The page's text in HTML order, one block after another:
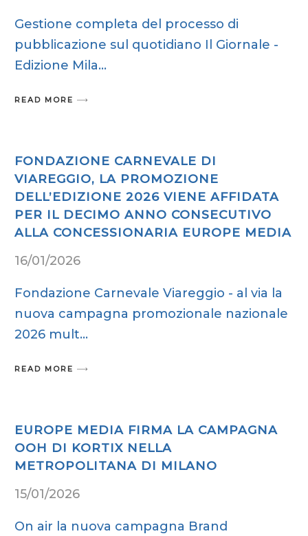
Gestione completa del processo di
pubblicazione sul quotidiano Il Giornale -
Edizione Mila
READ MORE
FONDAZIONE CARNEVALE DI
VIAREGGIO, LA PROMOZIONE
DELL’EDIZIONE 2026 VIENE AFFIDATA
PER IL DECIMO ANNO CONSECUTIVO
ALLA CONCESSIONARIA EUROPE MEDIA
16/01/2026
Fondazione Carnevale Viareggio - al via la
nuova campagna promozionale nazionale
2026 mult
READ MORE
EUROPE MEDIA FIRMA LA CAMPAGNA
OOH DI KORTIX NELLA
METROPOLITANA DI MILANO
15/01/2026
On air la nuova campagna Brand